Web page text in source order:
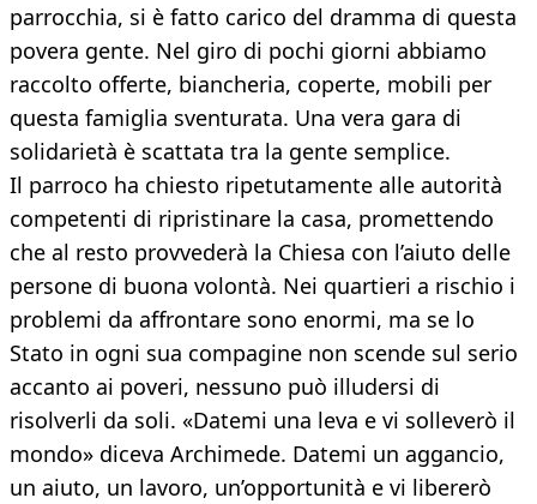
parrocchia, si è fatto carico del dramma di questa
povera gente. Nel giro di pochi giorni abbiamo
raccolto offerte, biancheria, coperte, mobili per
questa famiglia sventurata. Una vera gara di
solidarietà è scattata tra la gente semplice.
Il parroco ha chiesto ripetutamente alle autorità
competenti di ripristinare la casa, promettendo
che al resto provvederà la Chiesa con l’aiuto delle
persone di buona volontà. Nei quartieri a rischio i
problemi da affrontare sono enormi, ma se lo
Stato in ogni sua compagine non scende sul serio
accanto ai poveri, nessuno può illudersi di
risolverli da soli. «Datemi una leva e vi solleverò il
mondo» diceva Archimede. Datemi un aggancio,
un aiuto, un lavoro, un’opportunità e vi libererò